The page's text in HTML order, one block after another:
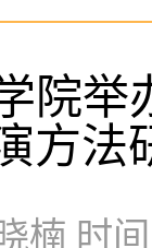
院举
方法
楠 时